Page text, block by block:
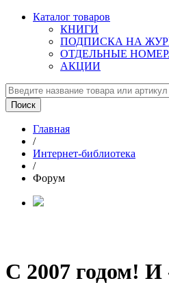
Каталог товаров
КНИГИ
ПОДПИСКА НА
ОТДЕЛЬНЫЕ
АКЦИИ
Главная
/
Интернет-библиотека
/
Форум
С 2007 годом! И